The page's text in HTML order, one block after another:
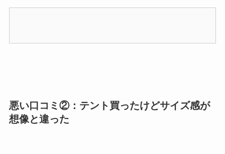
悪い口コミ②：テント買ったけどサイズ感が
想像と違った